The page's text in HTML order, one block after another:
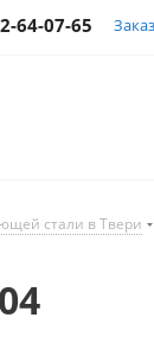
64-07-65
стали в Твери